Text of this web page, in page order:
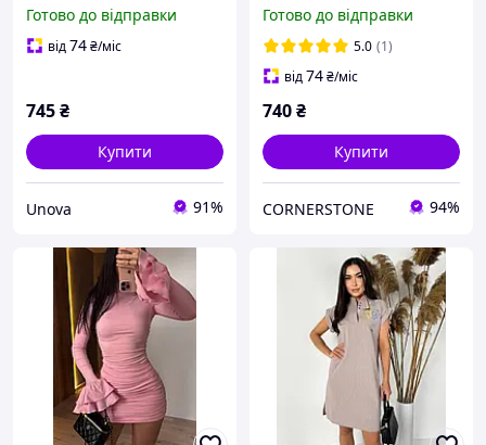
запах
Готово до відправки
від74₴/міс
745₴
Купити
Unova 91%
Готово до відправки
5.0 (1)
від74₴/міс
740₴
Купити
CORNERSTONE 94%